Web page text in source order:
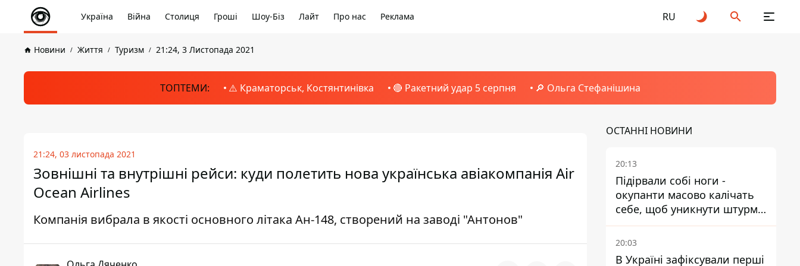
Україна Війна Столиця Гроші Шоу-Біз Лайт Про нас Реклама RU
Новини Життя Туризм 21:24, 3 Листопада 2021
ТОПТЕМИ: ⚠️ Краматорськ, Костянтинівка 🔴 Ракетний удар 5 серпня 🔎 Ольга Стефанішина
21:24, 03 листопада 2021
Зовнішні та внутрішні рейси: куди полетить нова українська авіакомпанія Air
Ocean Airlines
Компанія вибрала в якості основного літака Ан-148, створений на заводі "Антонов"
ОСТАННІ НОВИНИ
20:13
Підірвали собі ноги -
окупанти масово калічать
себе, щоб уникнути штурмів
- ГУР
20:03
В Україні зафіксували перші